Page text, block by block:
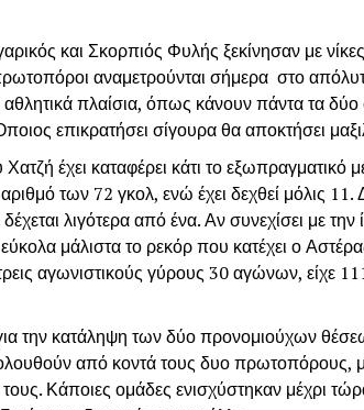
και Σκορπιός Φυλής ξεκίνησαν με
αναμετρούνται σήμερα στο
αθλητικά πλαίσια, όπως κάνουν πάντα τα
επικρατήσει σίγουρα θα αποκτήσει
έχει καταφέρει κάτι το εξωπραγματικό
των 72 γκολ, ενώ έχει δεχθεί μόλις
λιγότερα από ένα. Αν συνεχίσει με
μάλιστα το ρεκόρ που κατέχει ο
αγωνιστικούς γύρους 30 αγώνων, είχε
την κατάληψη των δύο προνομιούχων
από κοντά τους δυο πρωτοπόρους,
Κάποιες ομάδες ενισχύστηκαν μέχρι